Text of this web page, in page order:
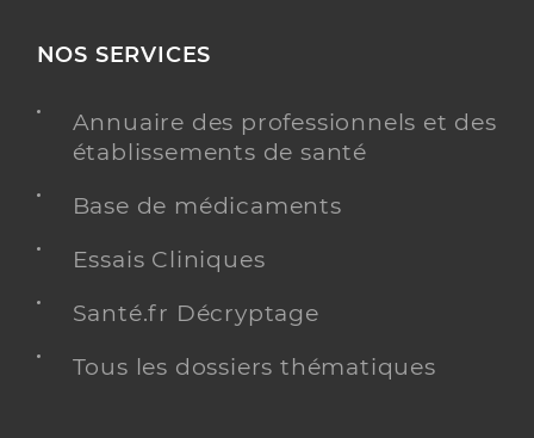
NOS SERVICES
Annuaire des professionnels et des
établissements de santé
Base de médicaments
Essais Cliniques
Santé.fr Décryptage
Tous les dossiers thématiques